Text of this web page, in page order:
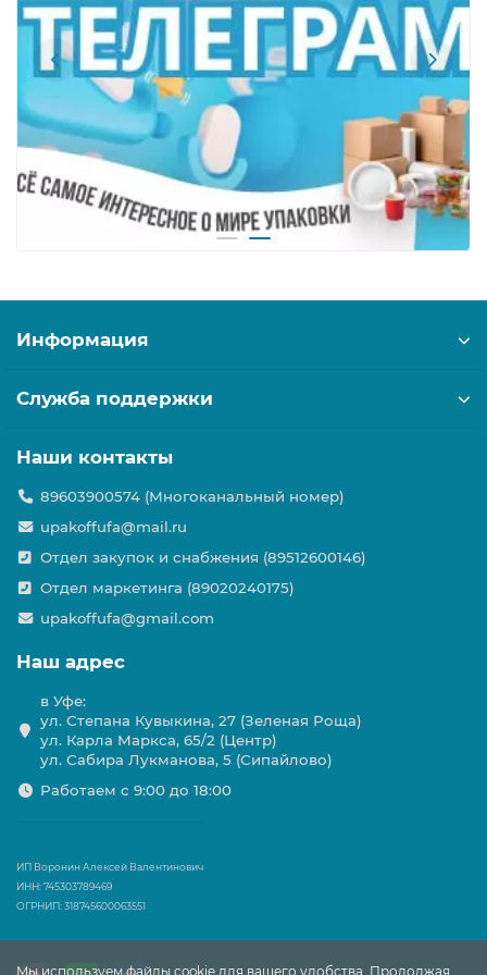
Мы используем файлы cookie для вашего удобства. Продолжая
Информация
Служба поддержки
Наши контакты
89603900574 (Многоканальный номер)
upakoffufa@mail.ru
Отдел закупок и снабжения (89512600146)
Отдел маркетинга (89020240175)
upakoffufa@gmail.com
Наш адрес
в Уфе:
ул. Степана Кувыкина, 27 (Зеленая Роща)
ул. Карла Маркса, 65/2 (Центр)
ул. Сабира Лукманова, 5 (Сипайлово)
Работаем с 9:00 до 18:00
ИП Воронин Алексей Валентинович
ИНН: 745303789469
ОГРНИП: 318745600063551